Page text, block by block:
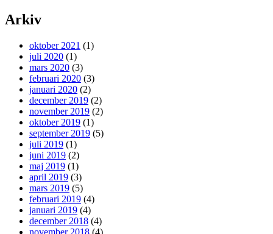
Arkiv
oktober 2021 (1)
juli 2020 (1)
mars 2020 (3)
februari 2020 (3)
januari 2020 (2)
december 2019 (2)
november 2019 (2)
oktober 2019 (1)
september 2019 (5)
juli 2019 (1)
juni 2019 (2)
maj 2019 (1)
april 2019 (3)
mars 2019 (5)
februari 2019 (4)
januari 2019 (4)
december 2018 (4)
november 2018 (4)